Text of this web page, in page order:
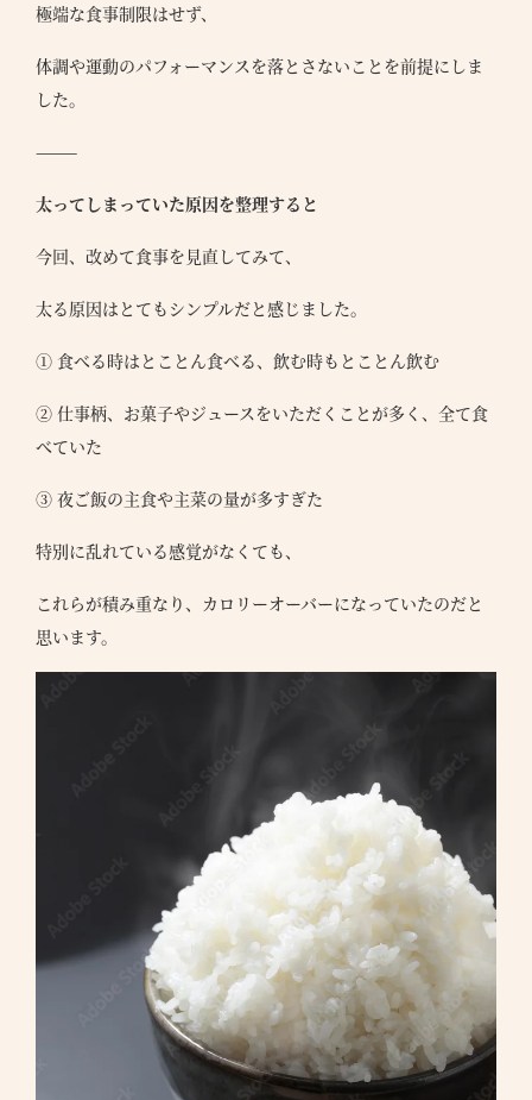
極端な食事制限はせず、
体調や運動のパフォーマンスを落とさないことを前提にしま
した。
⸻
太ってしまっていた原因を整理すると
今回、改めて食事を見直してみて、
太る原因はとてもシンプルだと感じました。
① 食べる時はとことん食べる、飲む時もとことん飲む
② 仕事柄、お菓子やジュースをいただくことが多く、全て食
べていた
③ 夜ご飯の主食や主菜の量が多すぎた
特別に乱れている感覚がなくても、
これらが積み重なり、カロリーオーバーになっていたのだと
思います。